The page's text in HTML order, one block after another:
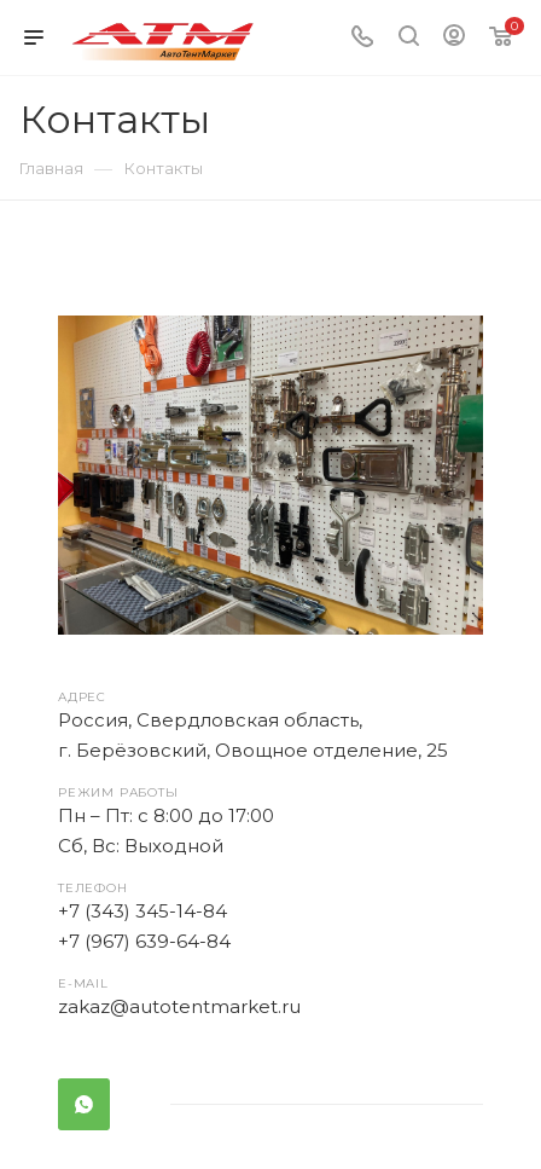
0
Контакты
Главная — Контакты
АДРЕС
Россия, Свердловская область,
г. Берёзовский, Овощное отделение, 25
РЕЖИМ РАБОТЫ
Пн – Пт: с 8:00 до 17:00
Cб, Вс: Выходной
ТЕЛЕФОН
+7 (343) 345-14-84
+7 (967) 639-64-84
E-MAIL
zakaz@autotentmarket.ru